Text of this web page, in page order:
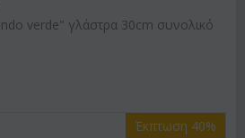
verde" γλάστρα 30cm συνολικό
Έκπτωση 40%